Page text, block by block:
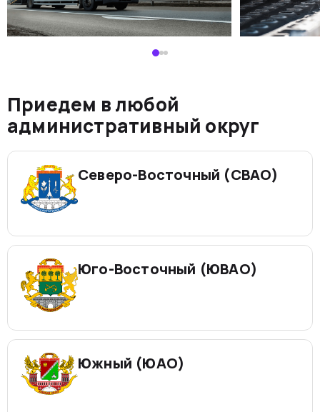
Приедем в любой
административный округ
Северо-Восточный (СВАО)
Юго-Восточный (ЮВАО)
Южный (ЮАО)